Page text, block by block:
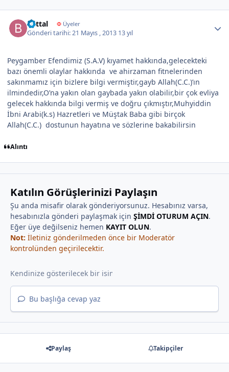
battal ΦÜyeler
Gönderi tarihi:21 Mayıs , 2013 13 yıl
Peygamber Efendimiz (S.A.V) kıyamet hakkında,gelecekteki
bazı önemli olaylar hakkında ve ahirzaman fitnelerinden
sakınmamız için bizlere bilgi vermiştir,gayb Allah(C.C.)’ın
ilmindedir,O’na yakın olan gaybada yakın olabilir,bir çok evliya
gelecek hakkında bilgi vermiş ve doğru çıkmıştır,Muhyiddin
İbni Arabi(k.s) Hazretleri ve Müştak Baba gibi birçok
Allah(C.C.) dostunun hayatına ve sözlerine bakabilirsin
Alıntı
Katılın Görüşlerinizi Paylaşın
Şu anda misafir olarak gönderiyorsunuz. Hesabınız varsa,
hesabınızla gönderi paylaşmak için ŞİMDİ OTURUM AÇIN.
Eğer üye değilseniz hemen KAYIT OLUN.
Not: İletiniz gönderilmeden önce bir Moderatör
kontrolünden geçirilecektir.
Bu başlığa cevap yaz
Paylaş Takipçiler